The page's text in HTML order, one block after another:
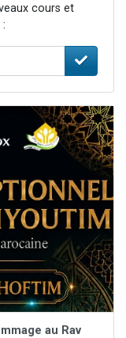
cours et
au Rav